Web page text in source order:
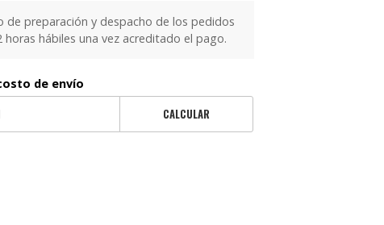
de preparación y despacho de los pedidos
horas hábiles una vez acreditado el pago.
de envío
CALCULAR